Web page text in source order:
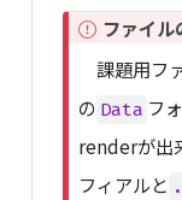
I
p
o
t
a
ファイ
課題用フ
の Data フ
renderが出
フィアルと